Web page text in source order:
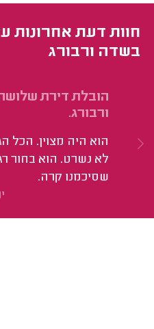
חוות דעת אחרונות
בשדה ורבורג
הובלת דירת
ורבורג.
הוא היה מצוין. הכל
לא נשרט. הוא בחור
שסיכמנו קרה.